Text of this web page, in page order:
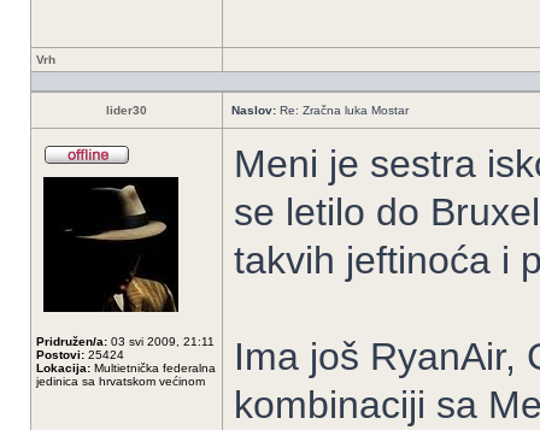
Vrh
lider30 Naslov: Re: Zračna luka Mostar
Pridružen/a: 03 svi 2009, 21:11
Postovi: 25424
Lokacija: Multietnička federalna
jedinica sa hrvatskom većinom
Meni je sestra
se letilo do
takvih jeftinoća i
Ima još RyanAir,
kombinaciji sa